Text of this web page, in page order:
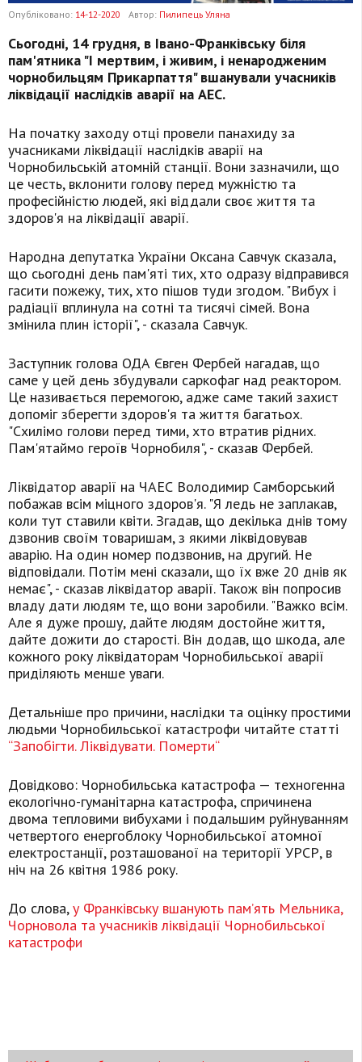
Опубліковано: 14-12-2020 Автор: Пилипець Уляна
Сьогодні, 14 грудня, в Івано-Франківську біля
пам'ятника "І мертвим, і живим, і ненародженим
чорнобильцям Прикарпаття" вшанували учасників
ліквідації наслідків аварії на АЕС.
На початку заходу отці провели панахиду за
учасниками ліквідації наслідків аварії на
Чорнобильській атомній станції. Вони зазначили, що
це честь, вклонити голову перед мужністю та
професійністю людей, які віддали своє життя та
здоров'я на ліквідації аварії.
Народна депутатка України Оксана Савчук сказала,
що сьогодні день пам'яті тих, хто одразу відправився
гасити пожежу, тих, хто пішов туди згодом. "Вибух і
радіації вплинула на сотні та тисячі сімей. Вона
змінила плин історії", - сказала Савчук.
Заступник голова ОДА Євген Фербей нагадав, що
саме у цей день збудували саркофаг над реактором.
Це називається перемогою, адже саме такий захист
допоміг зберегти здоров'я та життя багатьох.
"Схилімо голови перед тими, хто втратив рідних.
Пам'ятаймо героїв Чорнобиля", - сказав Фербей.
Ліквідатор аварії на ЧАЕС Володимир Самборський
побажав всім міцного здоров'я. "Я ледь не заплакав,
коли тут ставили квіти. Згадав, що декілька днів тому
дзвонив своїм товаришам, з якими ліквідовував
аварію. На один номер подзвонив, на другий. Не
відповідали. Потім мені сказали, що їх вже 20 днів як
немає", - сказав ліквідатор аварії. Також він попросив
владу дати людям те, що вони заробили. "Важко всім.
Але я дуже прошу, дайте людям достойне життя,
дайте дожити до старості. Він додав, що шкода, але
кожного року ліквідаторам Чорнобильської аварії
приділяють менше уваги.
Детальніше про причини, наслідки та оцінку простими
людьми Чорнобильської катастрофи читайте статті
“Запобігти. Ліквідувати. Померти“
Довідково: Чорнобильська катастрофа — техногенна
екологічно-гуманітарна катастрофа, спричинена
двома тепловими вибухами і подальшим руйнуванням
четвертого енергоблоку Чорнобильської атомної
електростанції, розташованої на території УРСР, в
ніч на 26 квітня 1986 року.
До слова,у Франківську вшанують пам’ять Мельника,
Чорновола та учасників ліквідації Чорнобильської
катастрофи